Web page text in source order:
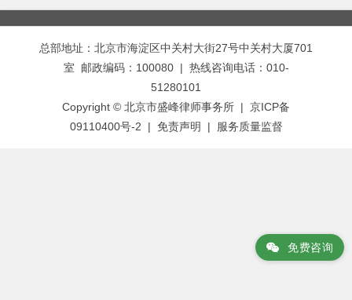
文
章
总部地址：北京市海淀区中关村大街27号中关村大厦701
室 邮政编码：100080 | 热线咨询电话：010-
51280101
Copyright © 北京市盛峰律师事务所 | 京ICP备
09110400号-2 | 免责声明 | 服务质量监督
免费咨询